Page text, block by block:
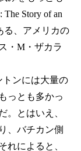
Story of an
る、アメリカの
・M・ザカラ
ンには大量の
っとも多かっ
。とはいえ、
、バチカン側
れによると、